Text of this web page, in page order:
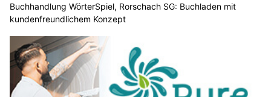
Buchhandlung WörterSpiel, Rorschach SG: Buchladen mit
kundenfreundlichem Konzept